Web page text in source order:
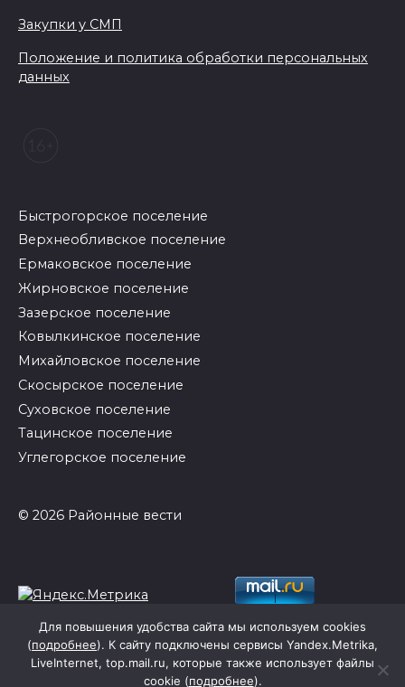
Закупки у СМП
Положение и политика обработки персональных
данных
Быстрогорское поселение
Верхнеобливское поселение
Ермаковское поселение
Жирновское поселение
Зазерское поселение
Ковылкинское поселение
Михайловское поселение
Скосырское поселение
Суховское поселение
Тацинское поселение
Углегорское поселение
© 2026 Районные вести
Для повышения удобства сайта мы используем cookies
(подробнее). К сайту подключены сервисы Yandex.Metrika,
LiveInternet, top.mail.ru, которые также использует файлы
cookie (подробнее).